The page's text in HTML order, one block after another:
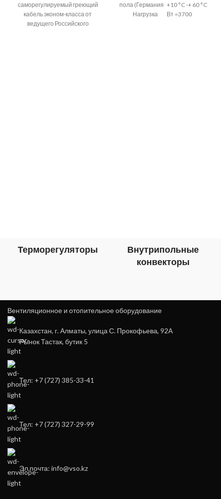
саморегулируемый греющий
кабель эконом-класса от
ведущего Российского
пола (Германия +10 °C -+ 60 °C
Нагрузка Вт =3700
Терморегуляторы
Внутрипольные
конвекторы
Вентиляционное и отопительное оборудование
Казахстан, г. Алматы, улица С. Прокофьева, 92А
Рынок Тастак, бутик 5
Тел: +7 (727) 385-33-41
Тел: +7 (727) 327-29-99
Эл.почта: info@vso.kz